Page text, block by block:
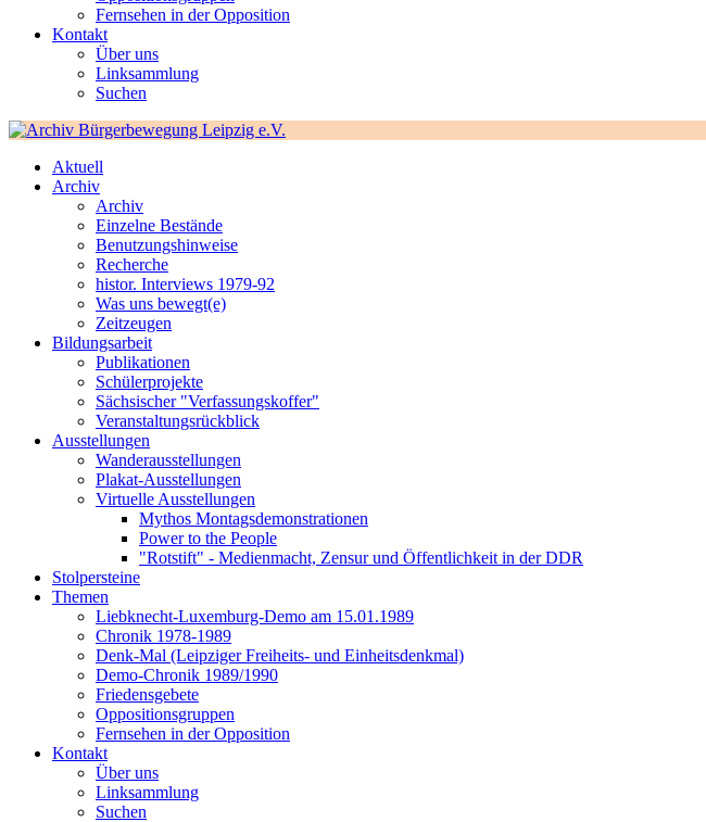
Fernsehen in der Opposition
Kontakt
Über uns
Linksammlung
Suchen
Aktuell
Archiv
Archiv
Einzelne Bestände
Benutzungshinweise
Recherche
histor. Interviews 1979-92
Was uns bewegt(e)
Zeitzeugen
Bildungsarbeit
Publikationen
Schülerprojekte
Sächsischer "Verfassungskoffer"
Veranstaltungsrückblick
Ausstellungen
Wanderausstellungen
Plakat-Ausstellungen
Virtuelle Ausstellungen
Mythos Montagsdemonstrationen
Power to the People
"Rotstift" - Medienmacht, Zensur und Öffentlichkeit in der DDR
Stolpersteine
Themen
Liebknecht-Luxemburg-Demo am 15.01.1989
Chronik 1978-1989
Denk-Mal (Leipziger Freiheits- und Einheitsdenkmal)
Demo-Chronik 1989/1990
Friedensgebete
Oppositionsgruppen
Fernsehen in der Opposition
Kontakt
Über uns
Linksammlung
Suchen